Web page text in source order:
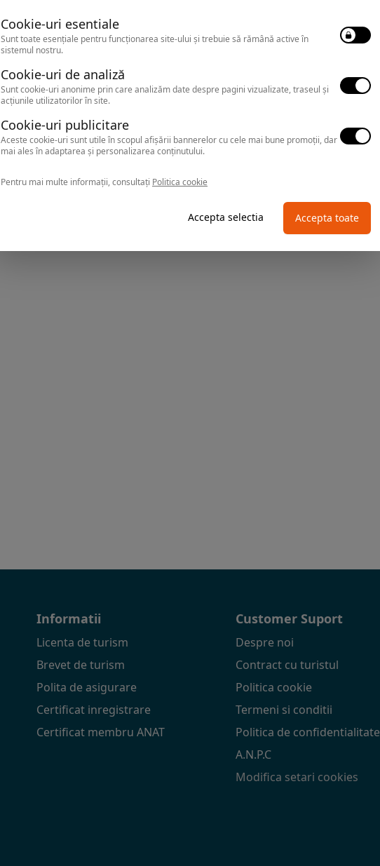
Informatii
Licenta de turism
Brevet de turism
Polita de asigurare
Certificat inregistrare
Certificat membru ANAT
Customer Suport
Despre noi
Contract cu turistul
Politica cookie
Termeni si conditii
Politica de confidentialitate
A.N.P.C
Modifica setari cookies
Cookie-uri esentiale
Sunt toate esențiale pentru funcționarea site-ului și trebuie să rămână active în
sistemul nostru.
Cookie-uri de analiză
Sunt cookie-uri anonime prin care analizăm date despre pagini vizualizate, traseul și
acțiunile utilizatorilor în site.
Cookie-uri publicitare
Aceste cookie-uri sunt utile în scopul afișării bannerelor cu cele mai bune promoții, dar
mai ales în adaptarea și personalizarea conținutului.
Pentru mai multe informații, consultați Politica cookie
Accepta selectia Accepta toate